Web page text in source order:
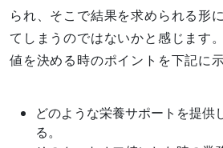
られ、そこで結果を求められる形
てしまうのではないかと感じます
値を決める時のポイントを下記に示
どのような栄養サポートを提供
る。